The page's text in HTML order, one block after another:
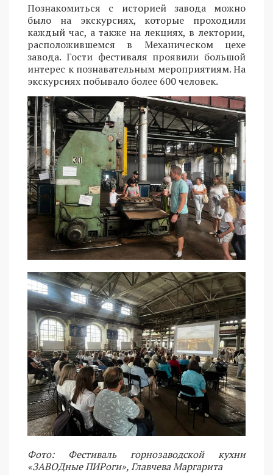
Познакомиться с историей завода можно
было на экскурсиях, которые проходили
каждый час, а также на лекциях, в лектории,
расположившемся в Механическом цехе
завода. Гости фестиваля проявили большой
интерес к познавательным мероприятиям. На
экскурсиях побывало более 600 человек.
Фото: Фестиваль горнозаводской кухни
«ЗАВОДные ПИРоги», Главчева Маргарита